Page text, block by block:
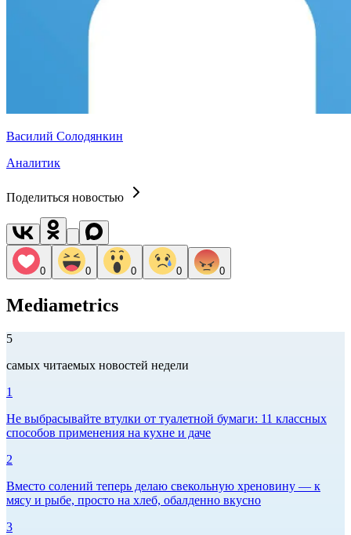
Василий Солодянкин
Аналитик
Поделиться новостью
0 0 0 0 0
Mediametrics
5
самых читаемых новостей недели
1
Не выбрасывайте втулки от туалетной бумаги: 11 классных
способов применения на кухне и даче
2
Вместо солений теперь делаю свекольную хреновину — к
мясу и рыбе, просто на хлеб, обалденно вкусно
3